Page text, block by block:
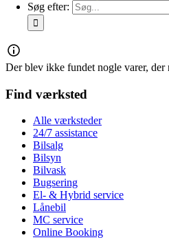
Søg efter:
Der blev ikke fundet nogle varer, der
Find værksted
Alle værksteder
24/7 assistance
Bilsalg
Bilsyn
Bilvask
Bugsering
El- & Hybrid service
Lånebil
MC service
Online Booking